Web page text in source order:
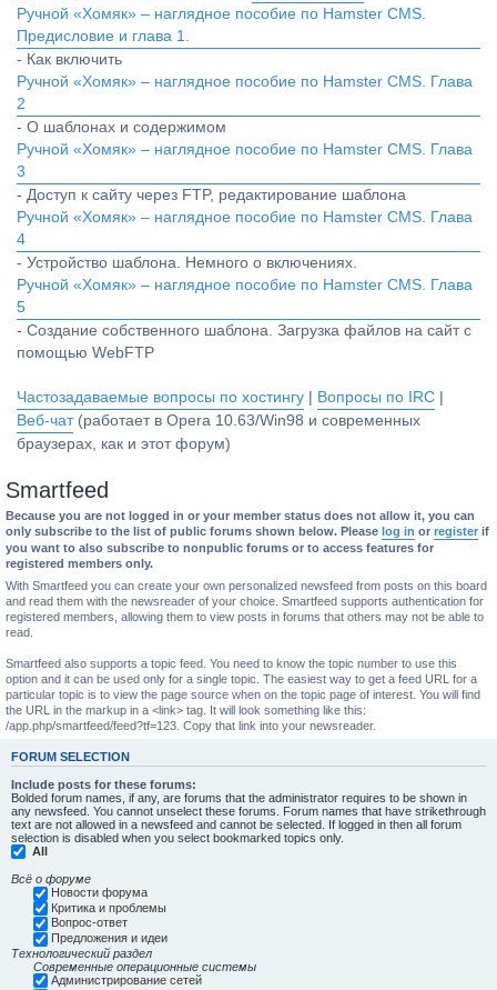
Ручной «Хомяк» – наглядное пособие по Hamster CMS.
Предисловие и глава 1.
- Как включить
Ручной «Хомяк» – наглядное пособие по Hamster CMS. Глава
2
- О шаблонах и содержимом
Ручной «Хомяк» – наглядное пособие по Hamster CMS. Глава
3
- Доступ к сайту через FTP, редактирование шаблона
Ручной «Хомяк» – наглядное пособие по Hamster CMS. Глава
4
- Устройство шаблона. Немного о включениях.
Ручной «Хомяк» – наглядное пособие по Hamster CMS. Глава
5
- Создание собственного шаблона. Загрузка файлов на сайт с
помощью WebFTP
Частозадаваемые вопросы по хостингу Вопросы по IRC
Веб-чат(работает в Opera 10.63/Win98 и современных
браузерах, как и этот форум)
Smartfeed
Because you are not logged in or your member status does not allow it, you can
only subscribe to the list of public forums shown below. Please log in or register if
you want to also subscribe to nonpublic forums or to access features for
registered members only.
With Smartfeed you can create your own personalized newsfeed from posts on this board
and read them with the newsreader of your choice. Smartfeed supports authentication for
registered members, allowing them to view posts in forums that others may not be able to
read.
Smartfeed also supports a topic feed. You need to know the topic number to use this
option and it can be used only for a single topic. The easiest way to get a feed URL for a
particular topic is to view the page source when on the topic page of interest. You will find
the URL in the markup in a <link> tag. It will look something like this:
/app.php/smartfeed/feed?tf=123. Copy that link into your newsreader.
FORUM SELECTION
Include posts for these forums:
Bolded forum names, if any, are forums that the administrator requires to be shown in
any newsfeed. You cannot unselect these forums. Forum names that have strikethrough
text are not allowed in a newsfeed and cannot be selected. If logged in then all forum
selection is disabled when you select bookmarked topics only.
All
Всё о форуме
Новости форума
Критика и проблемы
Вопрос-ответ
Предложения и идеи
Технологический раздел
Современные операционные системы
Администрирование сетей